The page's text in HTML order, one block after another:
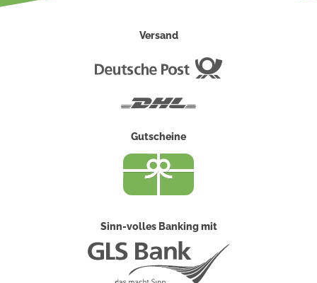
Versand
Gutscheine
Sinn-volles Banking mit